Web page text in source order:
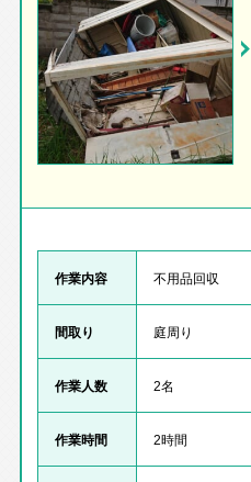
作業内容 不用品回収
間取り 庭周り
作業人数 2名
作業時間 2時間